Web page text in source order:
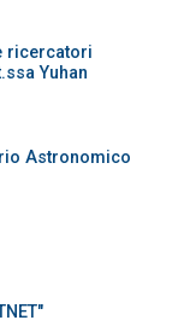
ricercatori
Yuhan
Astronomico